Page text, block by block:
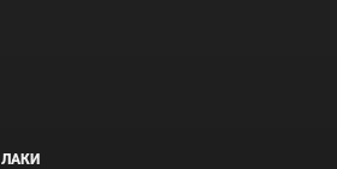
ЛАКИ